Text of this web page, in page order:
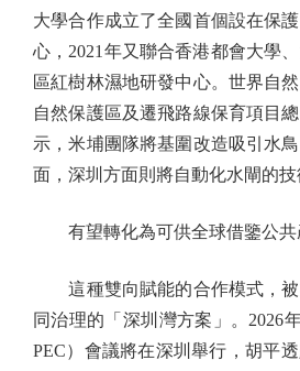
大學合作成立了全國首個設在保
心，2021年又聯合香港都會大學
區紅樹林濕地研發中心。世界自
自然保護區及遷飛路線保育項目
示，米埔團隊將基圍改造吸引水
面，深圳方面則將自動化水閘的技
有望轉化為可供全球借鑒公共
這種雙向賦能的合作模式，被
同治理的「深圳灣方案」。2026
PEC）會議將在深圳舉行，胡平